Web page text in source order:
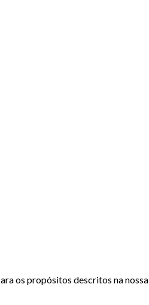
os propósitos descritos na nossa